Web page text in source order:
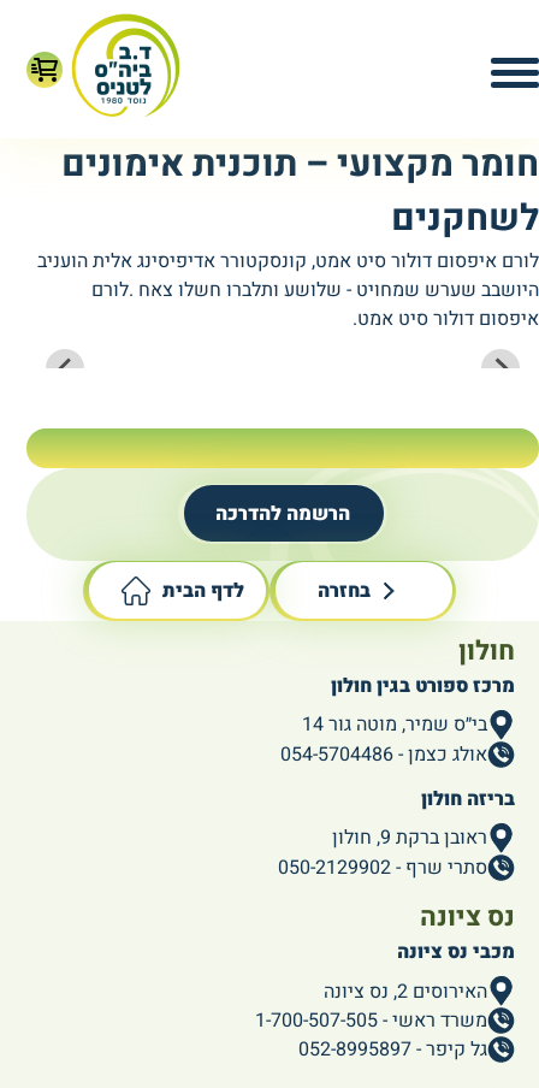
חומר מקצועי – תוכנית אימונים
לשחקנים
לורם איפסום דולור סיט אמט, קונסקטורר אדיפיסינג אלית הועניב
היושבב שערש שמחויט - שלושע ותלברו חשלו צאח .לורם
איפסום דולור סיט אמט.
הרשמה להדרכה
בחזרה לדף הבית
חולון
מרכז ספורט בגין חולון
בי״ס שמיר, מוטה גור 14
אולג כצמן - 054-5704486
בריזה חולון
ראובן ברקת 9, חולון
סתרי שרף - 050-2129902
נס ציונה
מכבי נס ציונה
האירוסים 2, נס ציונה
משרד ראשי - 1-700-507-505
גל קיפר - 052-8995897